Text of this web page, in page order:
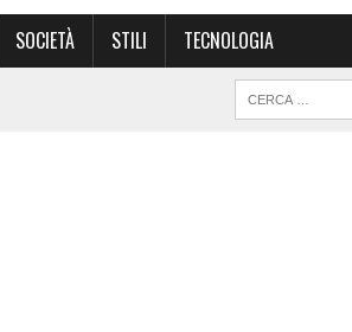
SOCIETÀ STILI TECNOLOGIA